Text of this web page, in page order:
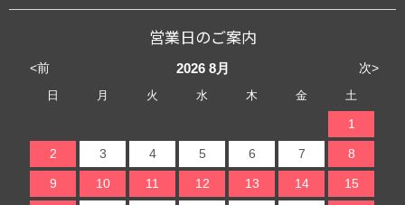
営業日のご案内
<前 次>
2026 8月
日 月 火 水 木 金 土
1
2 3 4 5 6 7 8
9 10 11 12 13 14 15